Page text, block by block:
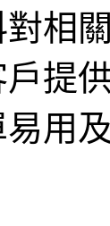
相
提
用